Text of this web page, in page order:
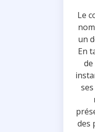
Le
un
En
des